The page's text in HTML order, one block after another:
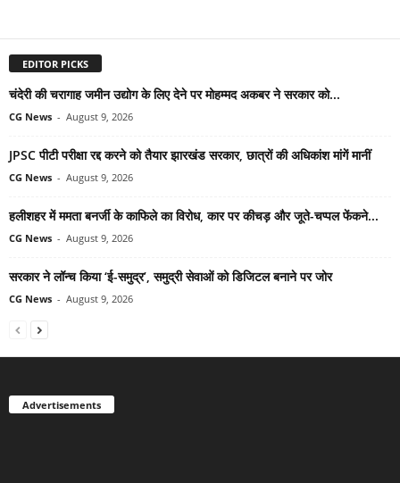
EDITOR PICKS
चंदेरी की चरागाह जमीन उद्योग के लिए देने पर मोहम्मद अकबर ने सरकार को...
CG News - August 9, 2026
JPSC पीटी परीक्षा रद्द करने को तैयार झारखंड सरकार, छात्रों की अधिकांश मांगें मानीं
CG News - August 9, 2026
हलीशहर में ममता बनर्जी के काफिले का विरोध, कार पर कीचड़ और जूते-चप्पल फेंकने...
CG News - August 9, 2026
सरकार ने लॉन्च किया ‘ई-समुद्र’, समुद्री सेवाओं को डिजिटल बनाने पर जोर
CG News - August 9, 2026
Advertisements